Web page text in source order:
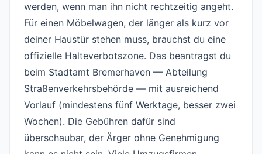
werden, wenn man ihn nicht rechtzeitig angeht.
Für einen Möbelwagen, der länger als kurz vor
deiner Haustür stehen muss, brauchst du eine
offizielle Halteverbotszone. Das beantragst du
beim Stadtamt Bremerhaven — Abteilung
Straßenverkehrsbehörde — mit ausreichend
Vorlauf (mindestens fünf Werktage, besser zwei
Wochen). Die Gebühren dafür sind
überschaubar, der Ärger ohne Genehmigung